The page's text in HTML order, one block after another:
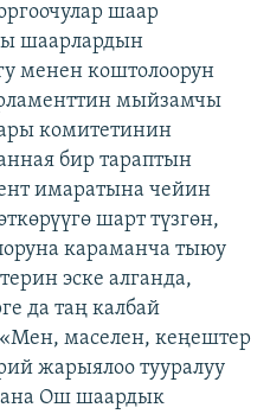
шаар
шаарлардын
менен коштолоорун
мыйзамчы
комитетинин
бир тараптын
имаратына чейин
шарт түзгөн,
караманча тыюу
эске алганда,
да таң калбай
маселен, кеңештер
жарыялоо тууралуу
Ош шаардык